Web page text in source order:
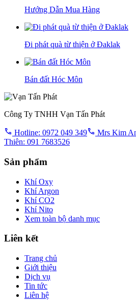
Hướng Dẫn Mua Hàng
Đi phát quà từ thiện ở Đaklak
Bán đất Hóc Môn
Công Ty TNHH Vạn Tấn Phát
Hotline: 0972 049 349 Mrs Kim
Thiên: 091 7683526
Sản phẩm
Khí Oxy
Khí Argon
Khí CO2
Khí Nito
Xem toàn bộ danh mục
Liên kết
Trang chủ
Giới thiệu
Dịch vụ
Tin tức
Liên hệ